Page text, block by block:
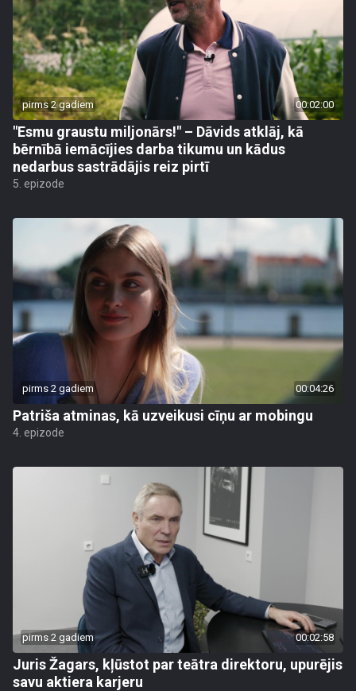
pirms 2 gadiem 00:02:00
"Esmu graustu miljonārs!" – Dāvids atklāj, kā
bērnībā iemācījies darba tikumu un kādus
nedarbus sastrādājis reiz pirtī
5. epizode
pirms 2 gadiem 00:04:26
Patriša atminas, kā uzveikusi cīņu ar mobingu
4. epizode
pirms 2 gadiem 00:02:58
Juris Žagars, kļūstot par teātra direktoru, upurējis
savu aktiera karjeru